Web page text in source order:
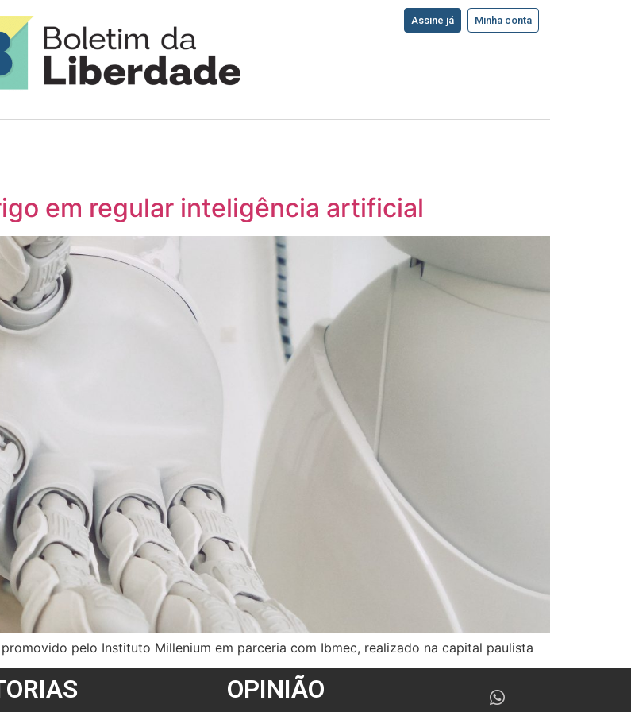
Assine já Minha conta
em regular inteligência artificial
pelo Instituto Millenium em parceria com Ibmec, realizado na capital paulista
OPINIÃO